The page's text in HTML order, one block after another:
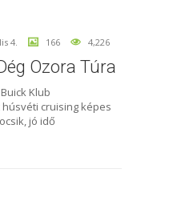
4. 166 4,226
Ozora Túra
Klub
cruising képes
jó idő